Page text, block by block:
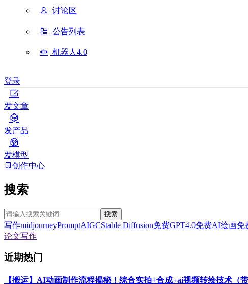
讨论区
公告列表
机器人4.0
登录
发文章
发产品
发模型
创作中心
搜索
搜索
写作midjourneyPromptAIGCStable Diffusion免费GPT4.0免费AI绘画免
论文写作
近期热门
【搬运】AI动画制作流程揭秘！综合实拍+合成+ai视频转绘技术（带